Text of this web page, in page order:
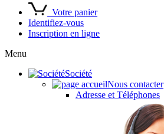
Votre panier
Identifiez-vous
Inscription en ligne
Menu
Société
Nous contacter
Adresse et Téléphones